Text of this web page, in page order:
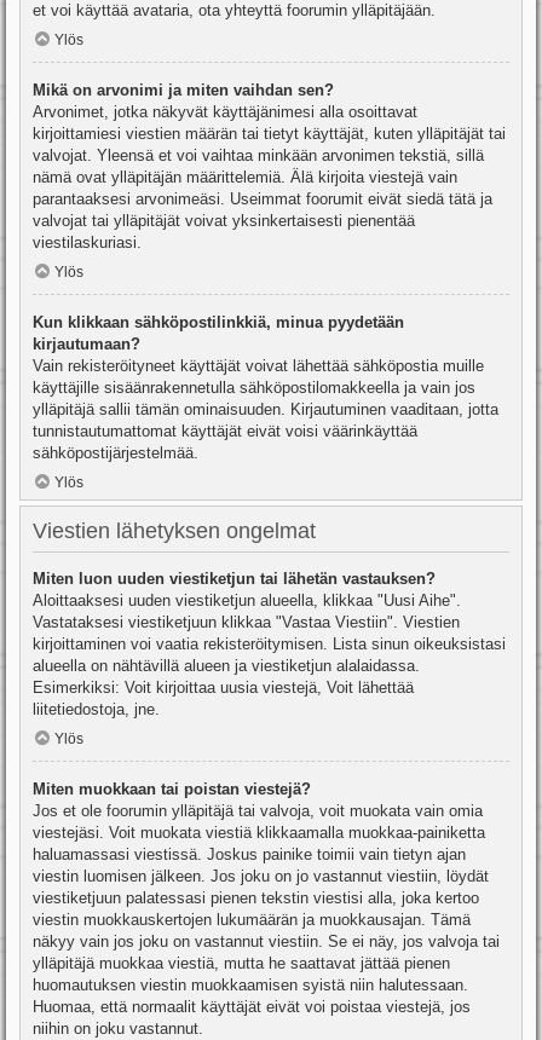
et voi käyttää avataria, ota yhteyttä foorumin ylläpitäjään.
Ylös
Mikä on arvonimi ja miten vaihdan sen?
Arvonimet, jotka näkyvät käyttäjänimesi alla osoittavat
kirjoittamiesi viestien määrän tai tietyt käyttäjät, kuten ylläpitäjät tai
valvojat. Yleensä et voi vaihtaa minkään arvonimen tekstiä, sillä
nämä ovat ylläpitäjän määrittelemiä. Älä kirjoita viestejä vain
parantaaksesi arvonimeäsi. Useimmat foorumit eivät siedä tätä ja
valvojat tai ylläpitäjät voivat yksinkertaisesti pienentää
viestilaskuriasi.
Ylös
Kun klikkaan sähköpostilinkkiä, minua pyydetään
kirjautumaan?
Vain rekisteröityneet käyttäjät voivat lähettää sähköpostia muille
käyttäjille sisäänrakennetulla sähköpostilomakkeella ja vain jos
ylläpitäjä sallii tämän ominaisuuden. Kirjautuminen vaaditaan, jotta
tunnistautumattomat käyttäjät eivät voisi väärinkäyttää
sähköpostijärjestelmää.
Ylös
Viestien lähetyksen ongelmat
Miten luon uuden viestiketjun tai lähetän vastauksen?
Aloittaaksesi uuden viestiketjun alueella, klikkaa "Uusi Aihe".
Vastataksesi viestiketjuun klikkaa "Vastaa Viestiin". Viestien
kirjoittaminen voi vaatia rekisteröitymisen. Lista sinun oikeuksistasi
alueella on nähtävillä alueen ja viestiketjun alalaidassa.
Esimerkiksi: Voit kirjoittaa uusia viestejä, Voit lähettää
liitetiedostoja, jne.
Ylös
Miten muokkaan tai poistan viestejä?
Jos et ole foorumin ylläpitäjä tai valvoja, voit muokata vain omia
viestejäsi. Voit muokata viestiä klikkaamalla muokkaa-painiketta
haluamassasi viestissä. Joskus painike toimii vain tietyn ajan
viestin luomisen jälkeen. Jos joku on jo vastannut viestiin, löydät
viestiketjuun palatessasi pienen tekstin viestisi alla, joka kertoo
viestin muokkauskertojen lukumäärän ja muokkausajan. Tämä
näkyy vain jos joku on vastannut viestiin. Se ei näy, jos valvoja tai
ylläpitäjä muokkaa viestiä, mutta he saattavat jättää pienen
huomautuksen viestin muokkaamisen syistä niin halutessaan.
Huomaa, että normaalit käyttäjät eivät voi poistaa viestejä, jos
niihin on joku vastannut.